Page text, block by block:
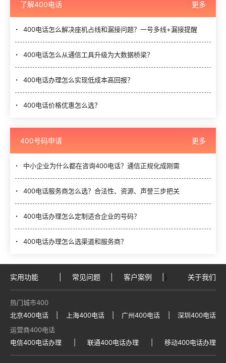
了解400电话 更多
400电话怎么解决座机占线和漏接问题？一号多线+漏接提醒
400电话怎么从通信工具升级为大数据桥梁？
400电话办理怎么实现低成本高回报？
400电话价格优惠怎么选？
400号码申请 更多
中小企业为什么都在咨询400电话？通信正规化成刚需
400电话服务商怎么选？合法性、资源、声誉三步把关
400电话办理怎么定制适合企业的号码？
400电话办理怎么选渠道和服务商？
实用功能 常见问题 客户案例 } 关于我们
热门城市400
北京400电话
上海400电话 广州400电话
深圳400电话
运营商400电话
电信400电话办理
联通400电话办理 移动400电话办理